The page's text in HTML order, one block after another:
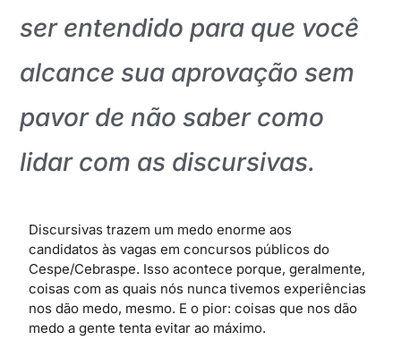
ser entendido para que você
alcance sua aprovação sem
pavor de não saber como
lidar com as discursivas.
Discursivas trazem um medo enorme aos
candidatos às vagas em concursos públicos do
Cespe/Cebraspe. Isso acontece porque, geralmente,
coisas com as quais nós nunca tivemos experiências
nos dão medo, mesmo. E o pior: coisas que nos dão
medo a gente tenta evitar ao máximo.